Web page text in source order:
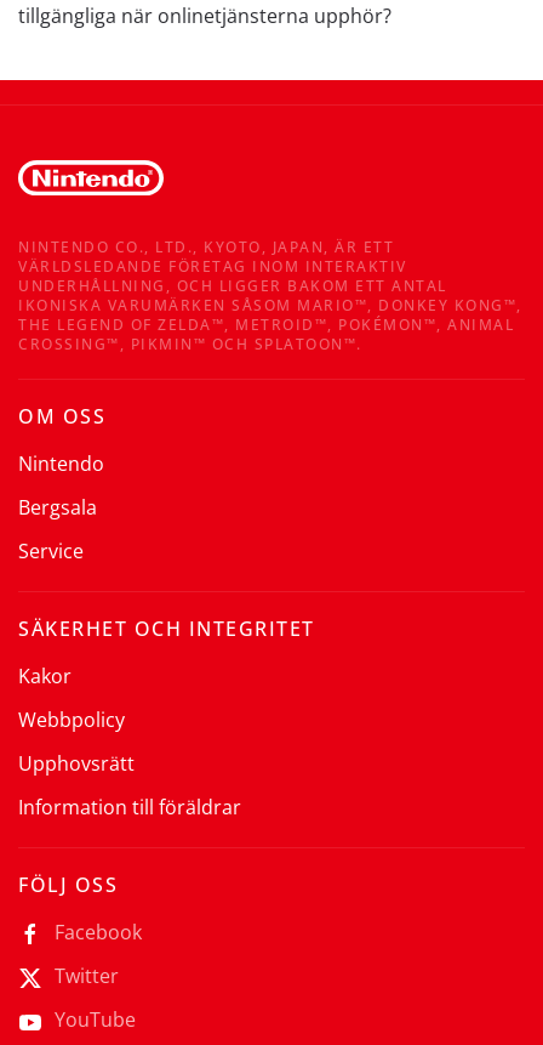
tillgängliga när onlinetjänsterna upphör?
NINTENDO CO., LTD., KYOTO, JAPAN, ÄR ETT
VÄRLDSLEDANDE FÖRETAG INOM INTERAKTIV
UNDERHÅLLNING, OCH LIGGER BAKOM ETT ANTAL
IKONISKA VARUMÄRKEN SÅSOM MARIO™, DONKEY KONG™,
THE LEGEND OF ZELDA™, METROID™, POKÉMON™, ANIMAL
CROSSING™, PIKMIN™ OCH SPLATOON™.
OM OSS
Nintendo
Bergsala
Service
SÄKERHET OCH INTEGRITET
Kakor
Webbpolicy
Upphovsrätt
Information till föräldrar
FÖLJ OSS
Facebook
Twitter
YouTube